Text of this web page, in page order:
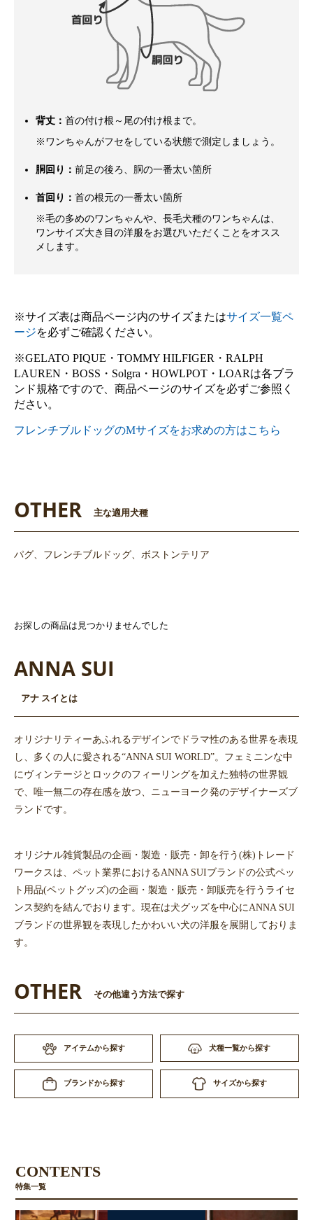
背丈： 首の付け根～尾の付け根まで。
※ワンちゃんがフセをしている状態で測定しましょう。
胴回り： 前足の後ろ、胴の一番太い箇所
首回り： 首の根元の一番太い箇所
※毛の多めのワンちゃんや、長毛犬種のワンちゃんは、
ワンサイズ大き目の洋服をお選びいただくことをオスス
メします。
※サイズ表は商品ページ内のサイズまたはサイズ一覧ペ
ージを必ずご確認ください。
※GELATO PIQUE・TOMMY HILFIGER・RALPH
LAUREN・BOSS・Solgra・HOWLPOT・LOARは各ブラ
ンド規格ですので、商品ページのサイズを必ずご参照く
ださい。
フレンチブルドッグのMサイズをお求めの方はこちら
OTHER 主な適用犬種
パグ、フレンチブルドッグ、ボストンテリア
お探しの商品は見つかりませんでした
ANNA SUI
アナ スイとは
オリジナリティーあふれるデザインでドラマ性のある世界を表現
し、多くの人に愛される“ANNA SUI WORLD”。フェミニンな中
にヴィンテージとロックのフィーリングを加えた独特の世界観
で、唯一無二の存在感を放つ、ニューヨーク発のデザイナーズブ
ランドです。
オリジナル雑貨製品の企画・製造・販売・卸を行う(株)トレード
ワークスは、ペット業界におけるANNA SUIブランドの公式ペッ
ト用品(ペットグッズ)の企画・製造・販売・卸販売を行うライセ
ンス契約を結んでおります。現在は犬グッズを中心にANNA SUI
ブランドの世界観を表現したかわいい犬の洋服を展開しておりま
す。
OTHER その他違う方法で探す
アイテムから探す 犬種一覧から探す
ブランドから探す サイズから探す
CONTENTS
特集一覧